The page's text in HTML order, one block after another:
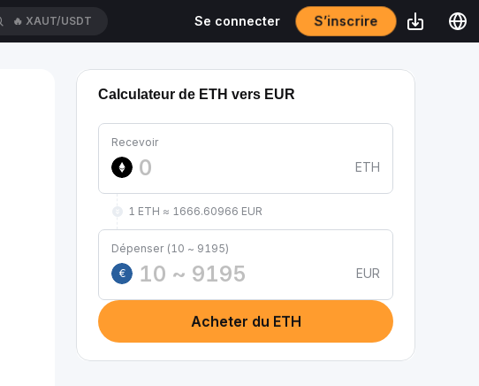
🔥 XAUT/USDT Se connecter S’inscrire
Calculateur de ETH vers EUR
Recevoir
ETH
1 ETH ≈ 1666.60966 EUR
Dépenser (10 ~ 9195)
€
EUR
Acheter du ETH